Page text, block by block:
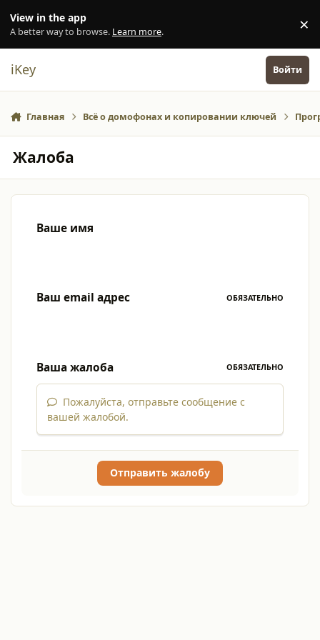
View in the app
A better way to browse. Learn more. ×
iKey Войти
Главная Всё о домофонах и копировании ключей
Жалоба
Ваше имя
Ваш email адрес ОБЯЗАТЕЛЬНО
Ваша жалоба ОБЯЗАТЕЛЬНО
Пожалуйста, отправьте сообщение с
вашей жалобой.
Отправить жалобу